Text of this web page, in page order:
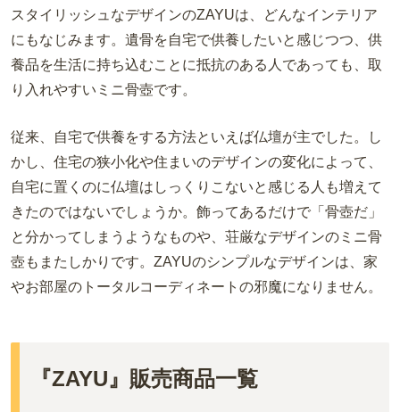
スタイリッシュなデザインのZAYUは、どんなインテリア
にもなじみます。遺骨を自宅で供養したいと感じつつ、供
養品を生活に持ち込むことに抵抗のある人であっても、取
り入れやすいミニ骨壺です。
従来、自宅で供養をする方法といえば仏壇が主でした。し
かし、住宅の狭小化や住まいのデザインの変化によって、
自宅に置くのに仏壇はしっくりこないと感じる人も増えて
きたのではないでしょうか。飾ってあるだけで「骨壺だ」
と分かってしまうようなものや、荘厳なデザインのミニ骨
壺もまたしかりです。 ZAYUのシンプルなデザインは、家
やお部屋のトータルコーディネートの邪魔になりません。
『ZAYU』販売商品一覧